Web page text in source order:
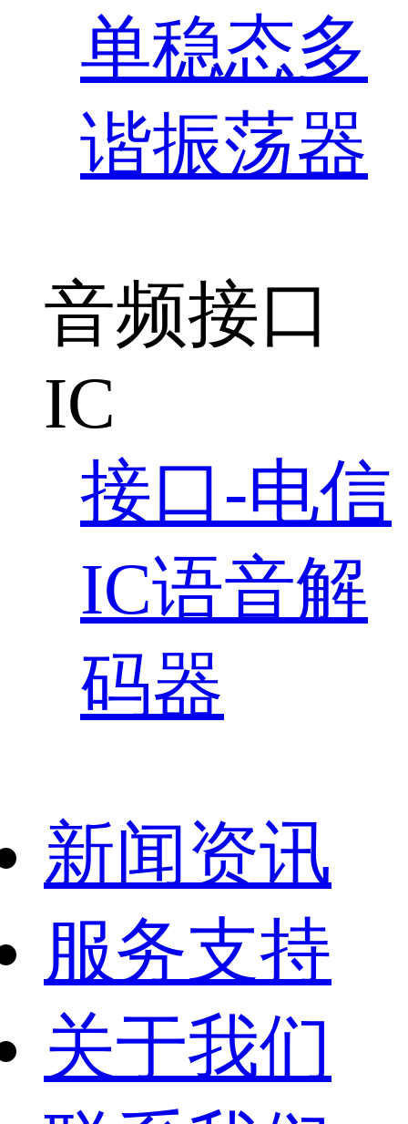
单稳态多
谐振荡器
音频接口
IC
接口-电信
IC语音解
码器
新闻资讯
服务支持
关于我们